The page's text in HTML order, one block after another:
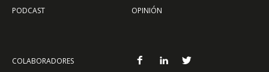
PODCAST
OPINIÓN
COLABORADORES